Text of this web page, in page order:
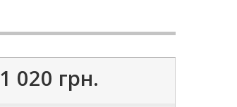
1 020 грн.